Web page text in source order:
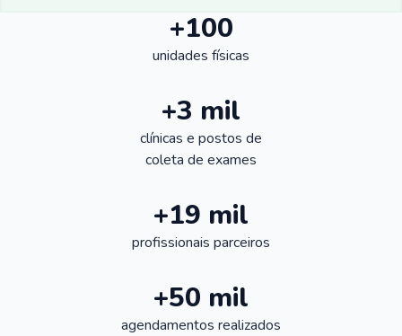
+100
unidades físicas
+3 mil
clínicas e postos de
coleta de exames
+19 mil
profissionais parceiros
+50 mil
agendamentos realizados